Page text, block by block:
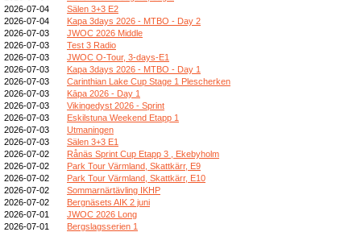
2026-07-04
Sälen 3+3 E2
2026-07-04
Kapa 3days 2026 - MTBO - Day 2
2026-07-03
JWOC 2026 Middle
2026-07-03
Test 3 Radio
2026-07-03
JWOC O-Tour, 3-days-E1
2026-07-03
Kapa 3days 2026 - MTBO - Day 1
2026-07-03
Carinthian Lake Cup Stage 1 Plescherken
2026-07-03
Kāpa 2026 - Day 1
2026-07-03
Vikingedyst 2026 - Sprint
2026-07-03
Eskilstuna Weekend Etapp 1
2026-07-03
Utmaningen
2026-07-03
Sälen 3+3 E1
2026-07-02
Rånäs Sprint Cup Etapp 3 , Ekebyholm
2026-07-02
Park Tour Värmland, Skattkärr, E9
2026-07-02
Park Tour Värmland, Skattkärr, E10
2026-07-02
Sommarnärtävling IKHP
2026-07-02
Bergnäsets AIK 2 juni
2026-07-01
JWOC 2026 Long
2026-07-01
Bergslagsserien 1